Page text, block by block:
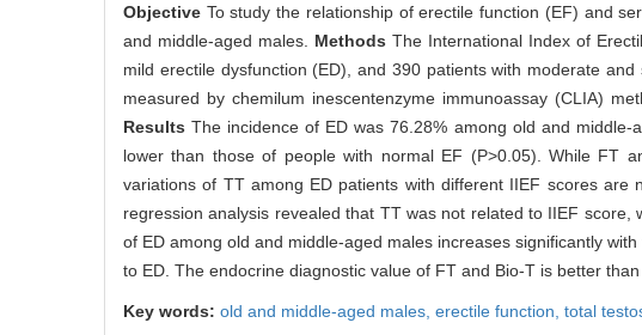
Objective To study the relationship of erectile function (EF) and
and middle-aged males. Methods The International Index of
mild erectile dysfunction (ED), and 390 patients with moderate
measured by chemilum inescentenzyme immunoassay (CLIA)
ResultsThe incidence of ED was 76.28% among old and
lower than those of people with normal EF (P>0.05). While FT
variations of TT among ED patients with different IIEF scores
regression analysis revealed that TT was not related to IIEF
of ED among old and middle-aged males increases significantly
to ED. The endocrine diagnostic value of FT and Bio-T is better
Key words: old and middle-aged males, erectile function, total